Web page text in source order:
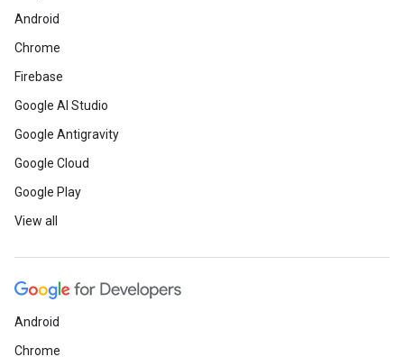
Android
Chrome
Firebase
Google AI Studio
Google Antigravity
Google Cloud
Google Play
View all
Android
Chrome